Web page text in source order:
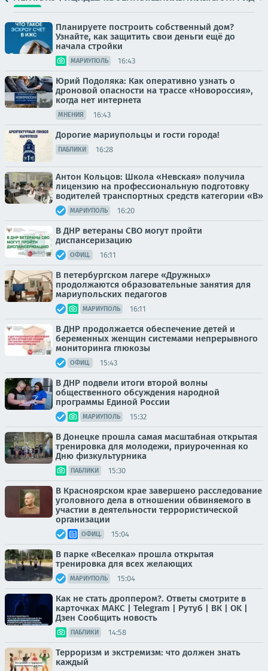
Планируете построить собственный дом?
Узнайте, как защитить свои деньги ещё до
начала стройки
МАРИУПОЛЬ 16:43
Юрий Подоляка: Как оперативно узнать о
дроновой опасности на трассе «Новороссия»,
когда нет интернета
МНЕНИЯ 16:43
Дорогие мариупольцы и гости города!
ПАБЛИКИ 16:28
Антон Кольцов: Школа «Невская» получила
лицензию на профессиональную подготовку
водителей транспортных средств категории «В»
МАРИУПОЛЬ 16:20
В ДНР ветераны СВО могут пройти
диспансеризацию
ОФИЦ. 16:11
В петербургском лагере «Дружных»
продолжаются образовательные занятия для
мариупольских педагогов
МАРИУПОЛЬ 16:11
В ДНР продолжается обеспечение детей и
беременных женщин системами непрерывного
мониторинга глюкозы
ОФИЦ. 15:43
В ДНР подвели итоги второй волны
общественного обсуждения народной
программы Единой России
МАРИУПОЛЬ 15:32
В Донецке прошла самая масштабная открытая
тренировка для молодежи, приуроченная ко
Дню физкультурника
ПАБЛИКИ 15:30
В Красноярском крае завершено расследование
уголовного дела в отношении обвиняемого в
участии в деятельности террористической
организации
ОФИЦ. 15:04
В парке «Веселка» прошла открытая
тренировка для всех желающих
МАРИУПОЛЬ 15:04
Как не стать дроппером?. Ответы смотрите в
карточках МАКС | Telegram | Рутуб | ВК | OK |
Дзен Сообщить новость
ПАБЛИКИ 14:58
Терроризм и экстремизм: что должен знать
каждый